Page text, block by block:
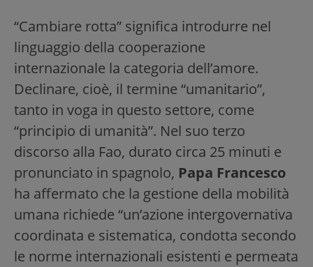
“Cambiare rotta” significa introdurre nel
linguaggio della cooperazione
internazionale la categoria dell’amore.
Declinare, cioè, il termine “umanitario”,
tanto in voga in questo settore, come
“principio di umanità”. Nel suo terzo
discorso alla Fao, durato circa 25 minuti e
pronunciato in spagnolo, Papa Francesco
ha affermato che la gestione della mobilità
umana richiede “un’azione intergovernativa
coordinata e sistematica, condotta secondo
le norme internazionali esistenti e permeata